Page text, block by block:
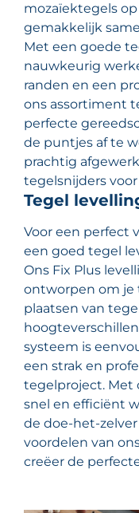
mozaïektegels
gemakkelijk
Met een goede
nauwkeurig
randen en een
ons assortiment
perfecte
de puntjes af te
prachtig
tegelsnijders
Tegel
Voor een perfect
een goed tegel
Ons Fix Plus
ontworpen om je
plaatsen van
systeem is
een strak en
tegelproject. Met
snel en efficiënt
de doe-het-
voordelen van
creëer de